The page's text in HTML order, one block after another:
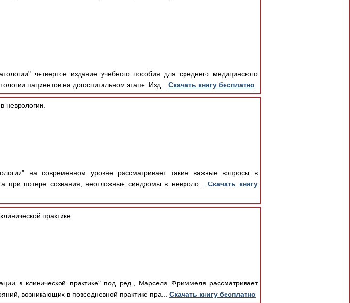
четвертое издание учебного пособия для среднего медицинского
пациентов на догоспитальном этапе. Изд... Скачать книгу бесплатно
неврологии.
на современном уровне рассматривает такие важные вопросы в
при потере сознания, неотложные синдромы в невроло... Скачать книгу
практике
в клинической практике" под ред., Марселя Фриммеля рассматривает
возникающих в повседневной практике пра... Скачать книгу бесплатно